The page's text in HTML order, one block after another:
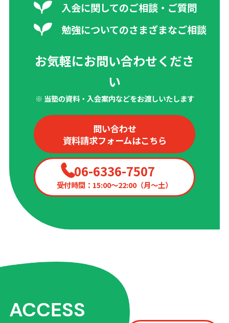
入会に関してのご相談・ご質問
勉強についてのさまざまなご相談
お気軽にお問い合わせくださ
い
※ 当塾の資料・入会案内などをお渡しいたします
問い合わせ
資料請求フォームはこちら
06-6336-7507
受付時間：15:00〜22:00（月〜土）
ACCESS